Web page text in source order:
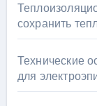
сохранить
Технические
для